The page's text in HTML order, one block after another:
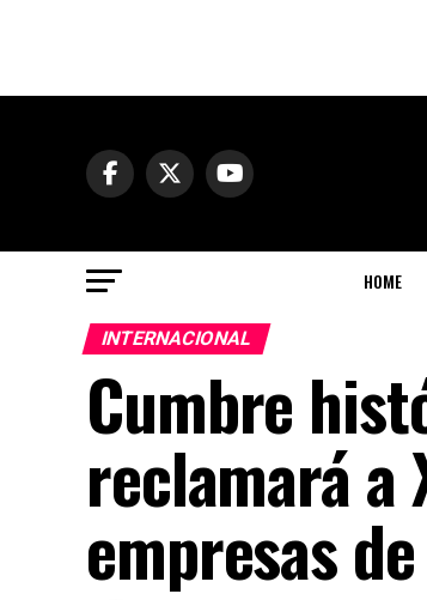
HOME
INTERNACIONAL
Cumbre
reclamará a
empresas